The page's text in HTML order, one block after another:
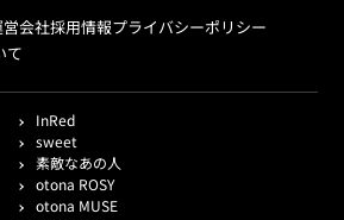
営会社採用情報プライバシーポリシー
て
InRed
sweet
素敵なあの人
otona ROSY
otona MUSE